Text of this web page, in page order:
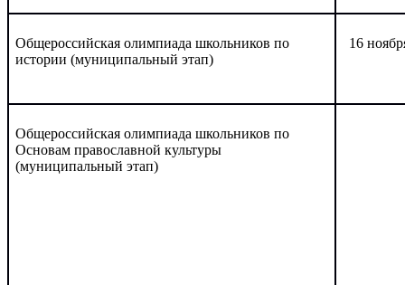
Общероссийская олимпиада школьников по
истории (муниципальный этап)
16
Общероссийская олимпиада школьников по
Основам православной культуры
(муниципальный этап)